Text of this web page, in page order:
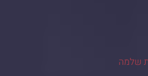
שלמה